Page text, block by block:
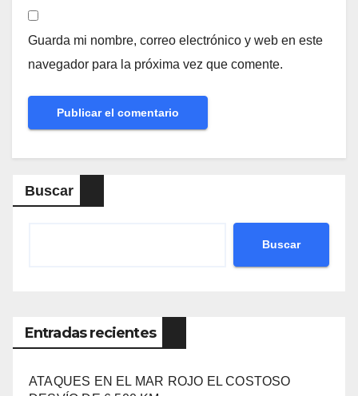
Guarda mi nombre, correo electrónico y web en este
navegador para la próxima vez que comente.
Buscar
Buscar
Entradas recientes
ATAQUES EN EL MAR ROJO EL COSTOSO